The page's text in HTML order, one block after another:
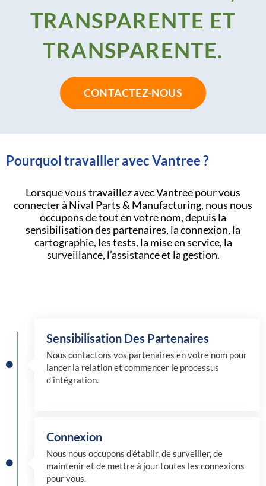
TRANSPARENTE ET
TRANSPARENTE.
CONTACTEZ-NOUS
Pourquoi travailler avec Vantree ?
Lorsque vous travaillez avec Vantree pour vous
connecter à Nival Parts & Manufacturing, nous nous
occupons de tout en votre nom, depuis la
sensibilisation des partenaires, la connexion, la
cartographie, les tests, la mise en service, la
surveillance, l’assistance et la gestion.
Sensibilisation Des Partenaires
Nous contactons vos partenaires en votre nom pour
lancer la relation et commencer le processus
d’intégration.
Connexion
Nous nous occupons d’établir, de surveiller, de
maintenir et de mettre à jour toutes les connexions
pour vous.